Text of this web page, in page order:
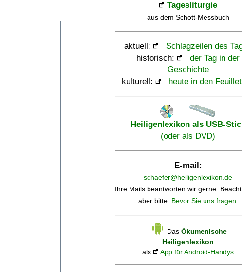
Tagesliturgie
aus dem Schott-Messbuch
aktuell:
Schlagzeilen des
historisch:
der Tag in der
Geschichte
kulturell:
heute in den
Heiligenlexikon als USB-
(oder als DVD)
E-mail:
schaefer@heiligenlexikon.de
Ihre Mails beantworten wir gerne.
aber bitte: Bevor Sie uns fragen.
Das Ökumenische
Heiligenlexikon
als
App für Android-Handys